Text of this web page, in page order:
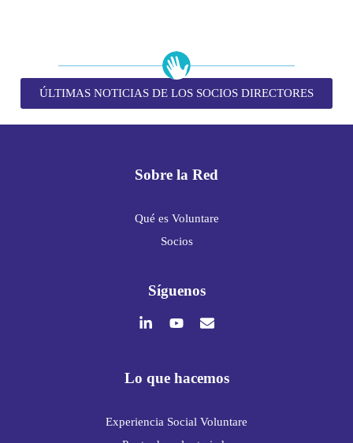
ÚLTIMAS NOTICIAS DE LOS SOCIOS DIRECTORES
Sobre la Red
Qué es Voluntare
Socios
Síguenos
Lo que hacemos
Experiencia Social Voluntare